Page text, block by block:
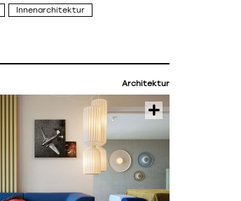
Innenarchitektur
Architektur